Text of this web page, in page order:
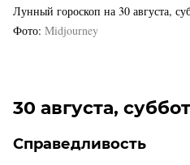
Лунный гороскоп на 30 августа,
Фото Midjourney
30 августа,
Справедливость